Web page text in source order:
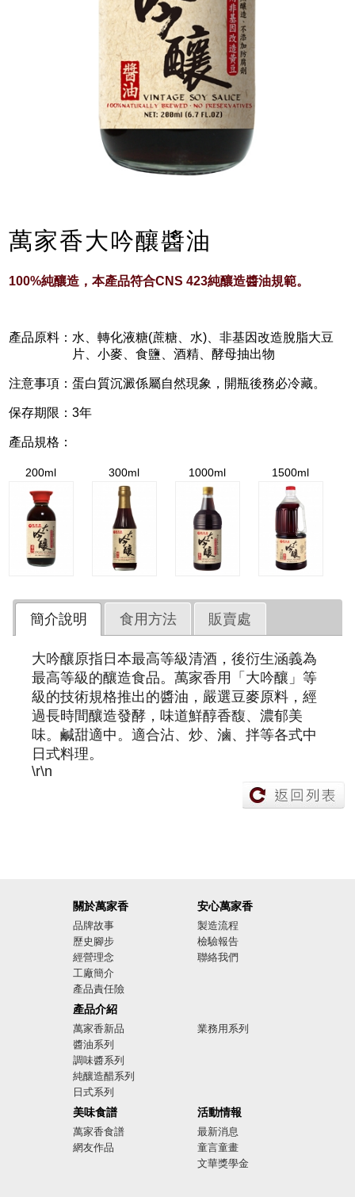
萬家香大吟釀醬油
100%純釀造，本產品符合CNS 423純釀造醬油規範。
產品原料：水、轉化液糖(蔗糖、水)、非基因改造脫脂大豆
片、小麥、食鹽、酒精、酵母抽出物
注意事項：蛋白質沉澱係屬自然現象，開瓶後務必冷藏。
保存期限：3年
產品規格：
200ml 300ml 1000ml 1500ml
簡介說明 食用方法 販賣處
大吟釀原指日本最高等級清酒，後衍生涵義為
最高等級的釀造食品。萬家香用「大吟釀」等
級的技術規格推出的醬油，嚴選豆麥原料，經
過長時間釀造發酵，味道鮮醇香馥、濃郁美
味。鹹甜適中。適合沾、炒、滷、拌等各式中
日式料理。
\r\n
關於萬家香
品牌故事
歷史腳步
經營理念
工廠簡介
產品責任險
廣告影音
產品介紹
萬家香新品
醬油系列
調味醬系列
純釀造醋系列
日式系列
業務用系列
美味食譜
萬家香食譜
網友作品
安心萬家香
製造流程
檢驗報告
聯絡我們
活動情報
最新消息
童言童畫
文華獎學金